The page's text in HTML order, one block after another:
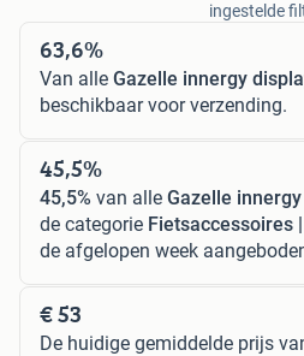
ingestelde
63,6%
Van alle Gazelle innergy
beschikbaar voor verzending.
45,5%
45,5% van alle Gazelle
de categorie Fietsaccessoires
de afgelopen week
€ 53
De huidige gemiddelde prijs